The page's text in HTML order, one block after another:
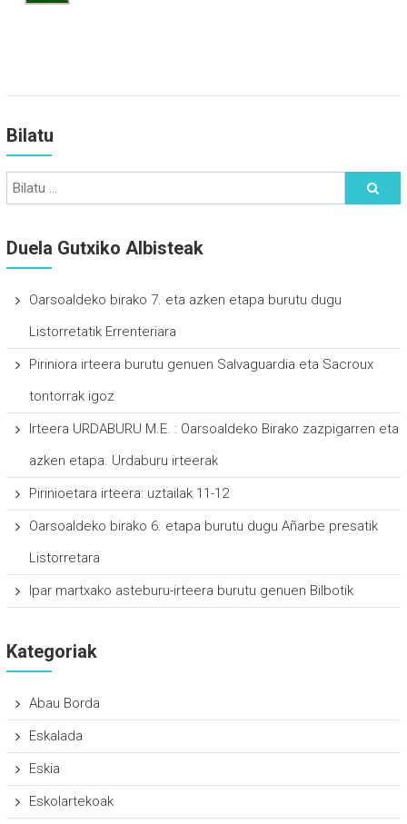
Bilatu
Duela Gutxiko Albisteak
Oarsoaldeko birako 7. eta azken etapa burutu dugu
Listorretatik Errenteriara
Piriniora irteera burutu genuen Salvaguardia eta Sacroux
tontorrak igoz
Irteera URDABURU M.E. : Oarsoaldeko Birako zazpigarren eta
azken etapa. Urdaburu irteerak
Pirinioetara irteera: uztailak 11-12
Oarsoaldeko birako 6. etapa burutu dugu Añarbe presatik
Listorretara
Ipar martxako asteburu-irteera burutu genuen Bilbotik
Kategoriak
Abau Borda
Eskalada
Eskia
Eskolartekoak